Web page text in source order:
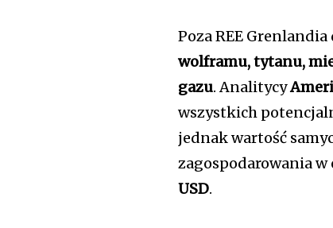
Poza REE
wolframu, tytanu,
gazu. Analitycy
wszystkich
jednak wartość
zagospodarowania
USD.